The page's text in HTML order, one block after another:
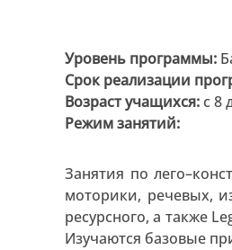
Уровень программы:
Срок реализации
Возраст учащихся: с 8
Режим занятий:
Занятия по
моторики, речевых,
ресурсного, а также
Изучаются базовые